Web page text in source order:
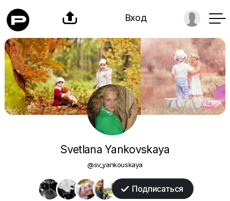
 Вход
Svetlana Yankovskaya
@sv_yankouskaya
 Подписаться